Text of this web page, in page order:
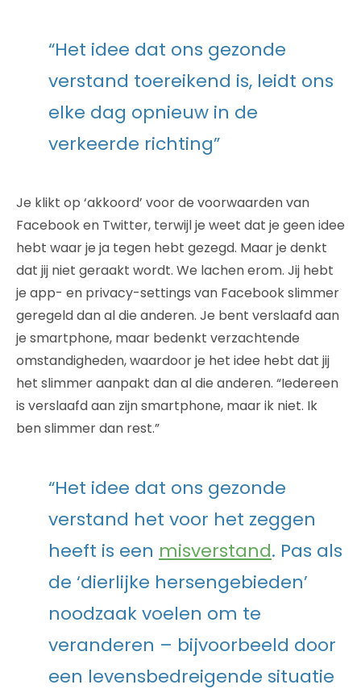
“Het idee dat ons gezonde
verstand toereikend is, leidt ons
elke dag opnieuw in de
verkeerde richting”
Je klikt op ‘akkoord’ voor de voorwaarden van
Facebook en Twitter, terwijl je weet dat je geen idee
hebt waar je ja tegen hebt gezegd. Maar je denkt
dat jij niet geraakt wordt. We lachen erom. Jij hebt
je app- en privacy-settings van Facebook slimmer
geregeld dan al die anderen. Je bent verslaafd aan
je smartphone, maar bedenkt verzachtende
omstandigheden, waardoor je het idee hebt dat jij
het slimmer aanpakt dan al die anderen. “Iedereen
is verslaafd aan zijn smartphone, maar ik niet. Ik
ben slimmer dan rest.”
“Het idee dat ons gezonde
verstand het voor het zeggen
heeft is een misverstand. Pas als
de ‘dierlijke hersengebieden’
noodzaak voelen om te
veranderen – bijvoorbeeld door
een levensbedreigende situatie